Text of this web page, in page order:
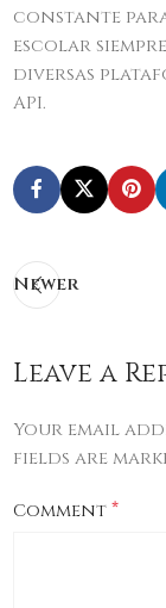
constante
escolar
diversas
API.
Newer
Leave a
Your email
fields are
Comment*